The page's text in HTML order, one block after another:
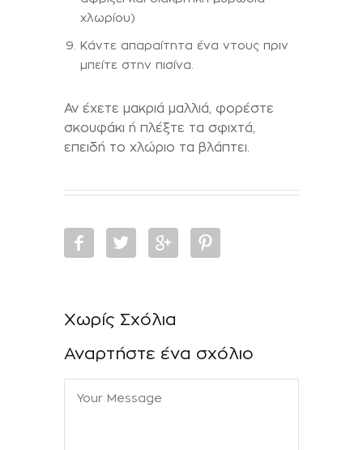
χλωρίου)
Κάντε απαραίτητα ένα ντους πριν
μπείτε στην πισίνα.
Αν έχετε μακριά μαλλιά, φορέστε
σκουφάκι ή πλέξτε τα σφιχτά,
επειδή το χλώριο τα βλάπτει.
Χωρίς Σχόλια
Αναρτήστε ένα σχόλιο